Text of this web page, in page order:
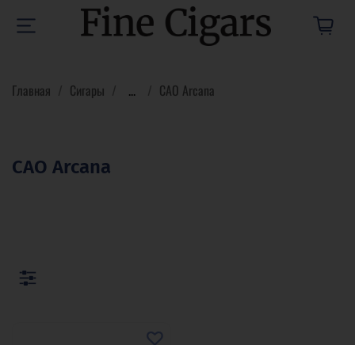
Главная Сигары ... CAO Arcana
CAO Arcana